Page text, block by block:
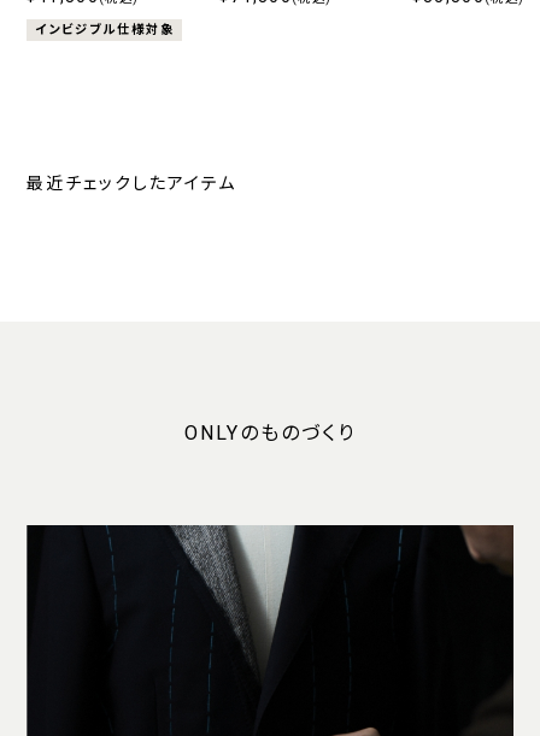
インビジブル仕様対象
最近チェックしたアイテム
ONLYのものづくり